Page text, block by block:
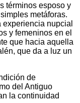
términos esposo y
metáforas.
nupcial
y femeninos en el
que hacia aquella
que da a luz un
de
del Antiguo
la continuidad